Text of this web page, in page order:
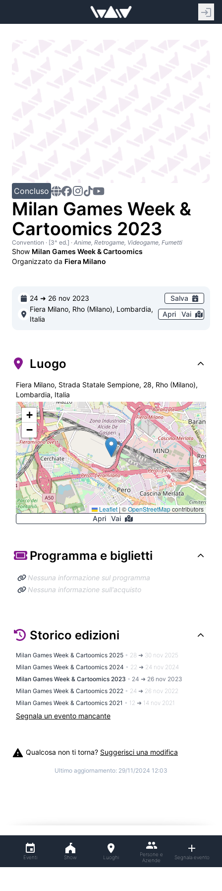
Eventi Show Luoghi
Persone e
Aziende
Segnala evento
Concluso
Milan Games Week &
Cartoomics 2023
Convention · [3^ ed.] · Anime, Retrogame, Videogame, Fumetti
Show Milan Games Week & Cartoomics
Organizzato da Fiera Milano
24 ➜ 26 nov 2023
Salva
Fiera Milano, Rho (Milano), Lombardia,
Italia
Apri Vai
Luogo
Fiera Milano, Strada Statale Sempione, 28, Rho (Milano),
Lombardia, Italia
+
−
Leaflet |©OpenStreetMapcontributors
Apri
Vai
Programma e biglietti
Nessuna informazione sul programma
Nessuna informazione sull'acquisto
Storico edizioni
Milan Games Week & Cartoomics 2025 • 28 ➜ 30 nov 2025
Milan Games Week & Cartoomics 2024 • 22 ➜ 24 nov 2024
Milan Games Week & Cartoomics 2023 • 24 ➜ 26 nov 2023
Milan Games Week & Cartoomics 2022 • 24 ➜ 26 nov 2022
Milan Games Week & Cartoomics 2021 • 12 ➜ 14 nov 2021
Segnala un evento mancante
Qualcosa non ti torna? Suggerisci una modifica
Ultimo aggiornamento: 29/11/2024 12:03
©2026Cosplitaly - Cosplay Italia | info@cosplitaly.it |
Privacy Policy Termini e condizioni